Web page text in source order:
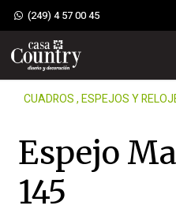
(249) 4 57 00 45
CUADROS , ESPEJOS Y
Espejo
145